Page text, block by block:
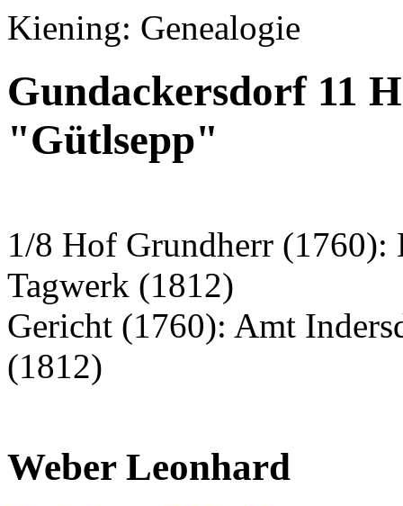
Kiening: Genealogie
Gundackersdorf 11
"Gütlsepp"
1/8 Hof Grundherr
Tagwerk (1812)
Gericht (1760): Amt
(1812)
Weber Leonhard